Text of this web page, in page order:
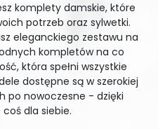
komplety damskie, które
potrzeb oraz sylwetki.
eleganckiego zestawu na
kompletów na co
która spełni wszystkie
dostępne są w szerokiej
po nowoczesne - dzięki
dla siebie.